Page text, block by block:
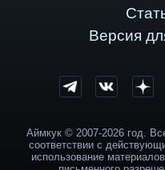
Версия
Аймкук © 2007-2026 год.
соответствии с
использование